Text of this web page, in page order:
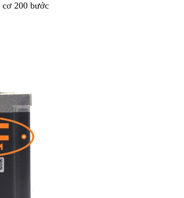
cơ 200 bước